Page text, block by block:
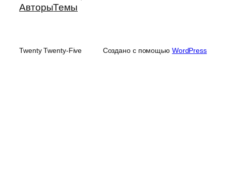
АвторыТемы
Twenty Twenty-Five Создано с помощью WordPress